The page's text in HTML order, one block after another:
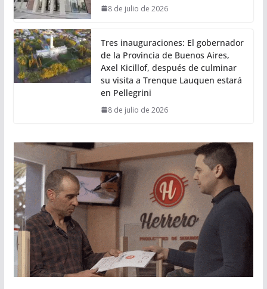
8 de julio de 2026
Tres inauguraciones: El gobernador
de la Provincia de Buenos Aires,
Axel Kicillof, después de culminar
su visita a Trenque Lauquen estará
en Pellegrini
8 de julio de 2026